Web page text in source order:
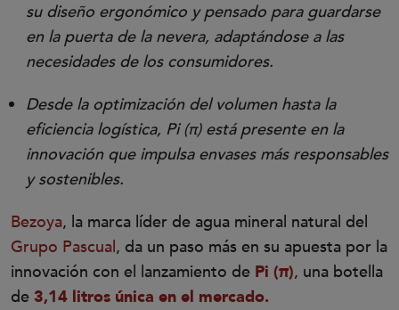
su diseño ergonómico y pensado para guardarse
en la puerta de la nevera, adaptándose a las
necesidades de los consumidores.
Desde la optimización del volumen hasta la
eficiencia logística, Pi (π) está presente en la
innovación que impulsa envases más responsables
y sostenibles.
Bezoya, la marca líder de agua mineral natural del
Grupo Pascual, da un paso más en su apuesta por la
innovación con el lanzamiento de Pi (π), una botella
de 3,14 litros única en el mercado.